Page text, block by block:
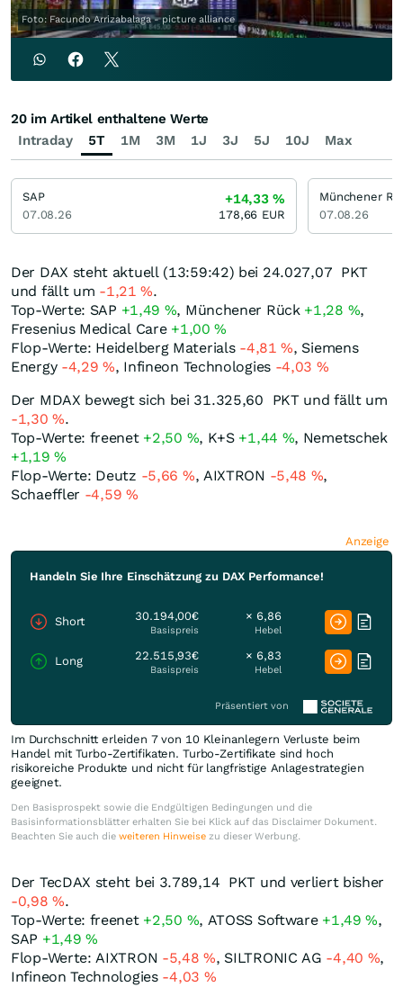
Foto: Facundo Arrizabalaga - picture alliance
Der DAX steht aktuell (13:59:42) bei 24.027,07 PKT
und fällt um -1,21%.
Top-Werte: SAP +1,49 %, Münchener Rück +1,28 %,
Fresenius Medical Care +1,00%
Flop-Werte: Heidelberg Materials -4,81%, Siemens
Energy -4,29%, Infineon Technologies -4,03 %
Der MDAX bewegt sich bei 31.325,60
PKTund fällt um
-1,30%.
Top-Werte: freenet +2,50 %, K+S +1,44 %, Nemetschek
+1,19%
Flop-Werte: Deutz -5,66 %, AIXTRON -5,48 %,
Schaeffler -4,59 %
Anzeige
Handeln Sie Ihre Einschätzung zu DAX Performance!
Short 30.194,00€
Basispreis
× 6,86
Hebel
Long 22.515,93€
Basispreis
× 6,83
Hebel
Präsentiert von
Im Durchschnitt erleiden 7 von 10 Kleinanlegern Verluste beim
Handel mit Turbo-Zertifikaten. Turbo-Zertifikate sind hoch
risikoreiche Produkte und nicht für langfristige Anlagestrategien
geeignet.
Den Basisprospekt sowie die Endgültigen Bedingungen und die
Basisinformationsblätter erhalten Sie bei Klick auf das Disclaimer Dokument.
Beachten Sie auch die weiteren Hinweise zu dieser Werbung.
Der TecDAX steht bei 3.789,14 PKT und verliert bisher
-0,98%.
Top-Werte: freenet +2,50 %, ATOSS Software +1,49%,
SAP +1,49%
Flop-Werte: AIXTRON -5,48%, SILTRONIC AG -4,40 %,
Infineon Technologies -4,03 %
Intraday 5T 1M 3M 1J 3J 5J 10J Max
20 im Artikel enthaltene Werte
SAP
07.08.26
+14,33%
178,66 EUR
Münchener
07.08.26